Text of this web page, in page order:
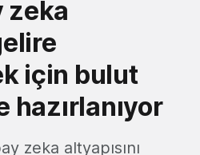
zeka
için bulut
zeka altyapısını